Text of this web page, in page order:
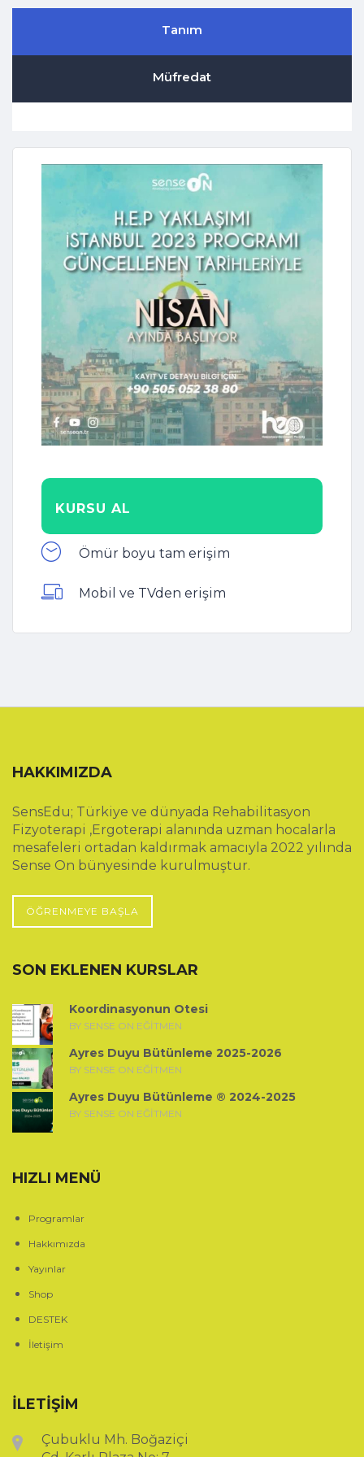
Tanım
Müfredat
KURSU AL
Ömür boyu tam erişim
Mobil ve TVden erişim
HAKKIMIZDA
SensEdu; Türkiye ve dünyada Rehabilitasyon
Fizyoterapi ,Ergoterapi alanında uzman hocalarla
mesafeleri ortadan kaldırmak amacıyla 2022 yılında
Sense On bünyesinde kurulmuştur.
ÖĞRENMEYE BAŞLA
SON EKLENEN KURSLAR
Koordinasyonun Ötesi
BY SENSE ON EĞITMEN
Ayres Duyu Bütünleme 2025-2026
BY SENSE ON EĞITMEN
Ayres Duyu Bütünleme ® 2024-2025
BY SENSE ON EĞITMEN
HIZLI MENÜ
Programlar
Hakkımızda
Yayınlar
Shop
DESTEK
İletişim
İLETİŞİM
Çubuklu Mh. Boğaziçi